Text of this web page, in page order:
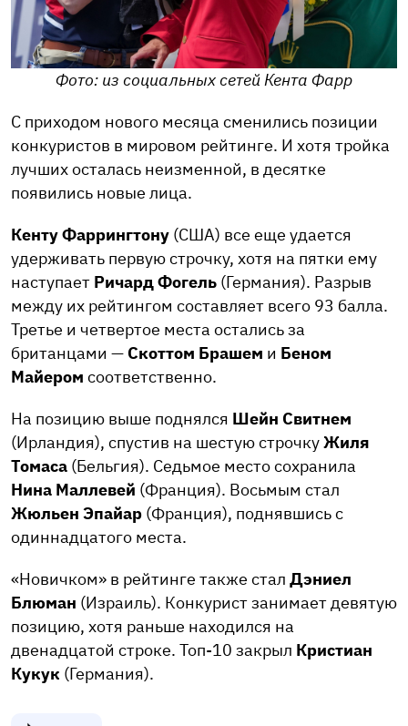
Фото: из социальных сетей Кента Фарр
С приходом нового месяца сменились позиции
конкуристов в мировом рейтинге. И хотя тройка
лучших осталась неизменной, в десятке
появились новые лица.
Кенту Фаррингтону (США) все еще удается
удерживать первую строчку, хотя на пятки ему
наступает Ричард Фогель (Германия). Разрыв
между их рейтингом составляет всего 93 балла.
Третье и четвертое места остались за
британцами — Скоттом Брашем и Беном
Майером соответственно.
На позицию выше поднялся Шейн Свитнем
(Ирландия), спустив на шестую строчкуЖиля
Томаса (Бельгия). Седьмое место сохранила
Нина Маллевей (Франция). Восьмым стал
Жюльен Эпайар (Франция), поднявшись с
одиннадцатого места.
«Новичком» в рейтинге также стал Дэниел
Блюман (Израиль). Конкурист занимает девятую
позицию, хотя раньше находился на
двенадцатой строке. Топ-10 закрыл Кристиан
Кукук (Германия).